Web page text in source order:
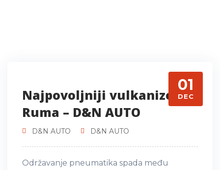
01
DEC
Najpovoljniji vulkanizer
Ruma – D&N AUTO
D&N AUTO D&N AUTO
Održavanje pneumatika spada među